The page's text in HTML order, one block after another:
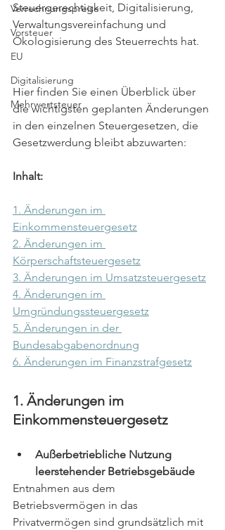
Verrechnungspreise
Vorsteuer
EU
Digitalisierung
Mehrwertsteuer
Steuergerechtigkeit, Digitalisierung,
Verwaltungsvereinfachung und
Ökologisierung des Steuerrechts hat.
Hier finden Sie einen Überblick über
die wichtigsten geplanten Änderungen
in den einzelnen Steuergesetzen, die
Gesetzwerdung bleibt abzuwarten:
Inhalt:
1. Änderungen im
Einkommensteuergesetz
2. Änderungen im
Körperschaftsteuergesetz
3. Änderungen im Umsatzsteuergesetz
4. Änderungen im
Umgründungssteuergesetz
5. Änderungen in der
Bundesabgabenordnung
6. Änderungen im Finanzstrafgesetz
1. Änderungen im
Einkommensteuergesetz
Außerbetriebliche Nutzung
leerstehender Betriebsgebäude
Entnahmen aus dem
Betriebsvermögen in das
Privatvermögen sind grundsätzlich mit